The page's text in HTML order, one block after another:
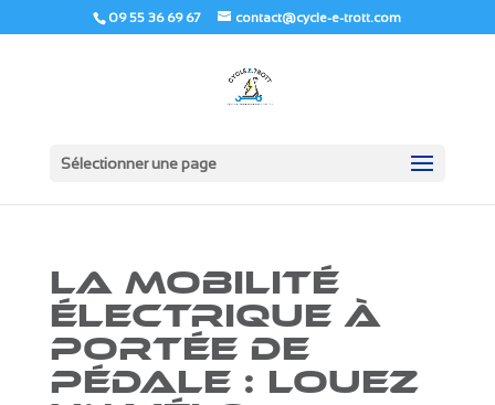
09 55 36 69 67 contact@cycle-e-trott.com
Sélectionner une page
La Mobilité
Électrique à
Portée de
Pédale : Louez